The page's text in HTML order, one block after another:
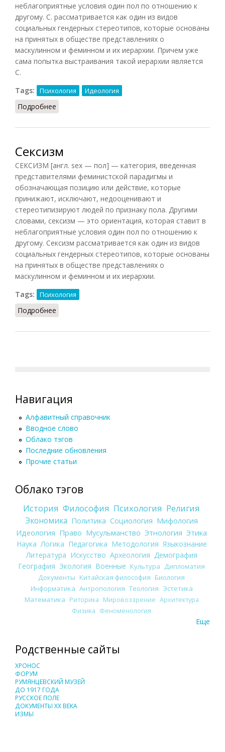
неблагоприятные условия один пол по отношению к
другому. С. рассматривается как один из видов
социальных гендерных стереотипов, которые основаны
на принятых в обществе представлениях о
маскулинном и феминном и их иерархии. Причем уже
сама попытка выстраивания такой иерархии является
С.
Tags:
Психология Идеология
Подробнее
Сексизм
СЕКСИЗМ [англ. sex — пол] — категория, введенная
представителями феминистской парадигмы и
обозначающая позицию или действие, которые
принижают, исключают, недооценивают и
стереотипизируют людей по признаку пола. Другими
словами, сексизм — это ориентация, которая ставит в
неблагоприятные условия один пол по отношению к
другому. Сексизм рассматривается как один из видов
социальных гендерных стереотипов, которые основаны
на принятых в обществе представлениях о
маскулинном и феминном и их иерархии.
Tags:
Психология
Подробнее
Навигация
Алфавитный справочник
Вводное слово
Облако тэгов
Последние обновления
Прочие статьи
Облако тэгов
История Философия Психология Религия
Экономика Политика Социология Мифология
Идеология Право Мусульманство Этнология Этика
Наука Логика Педагогика Методология Языкознание
Литература Искусство Археология Демография
География Экология Военные Культура
Дипломатия
Документы Китайская философия Биология
Информатика Антропология Теология Эстетика
Математика Риторика Мировоззрение Архитектура
Физика Феноменология
Еще
Родственные сайты
ХРОНОС
ФОРУМ
РУМЯНЦЕВСКИЙ МУЗЕЙ
ДО 1917 ГОДА
РУССКОЕ ПОЛЕ
ДОКУМЕНТЫ XX ВЕКА
ИЗМЫ